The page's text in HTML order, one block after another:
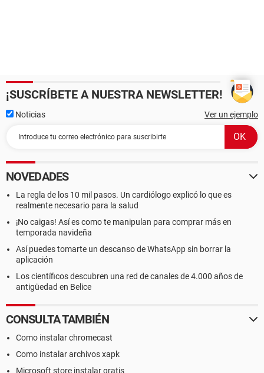
¡SUSCRÍBETE A NUESTRA NEWSLETTER!
Noticias Ver un ejemplo
NOVEDADES
La regla de los 10 mil pasos. Un cardiólogo explicó lo que es
realmente necesario para la salud
¡No caigas! Así es como te manipulan para comprar más en
temporada navideña
Así puedes tomarte un descanso de WhatsApp sin borrar la
aplicación
Los científicos descubren una red de canales de 4.000 años de
antigüedad en Belice
CONSULTA TAMBIÉN
Como instalar chromecast
Como instalar archivos xapk
Microsoft store instalar gratis